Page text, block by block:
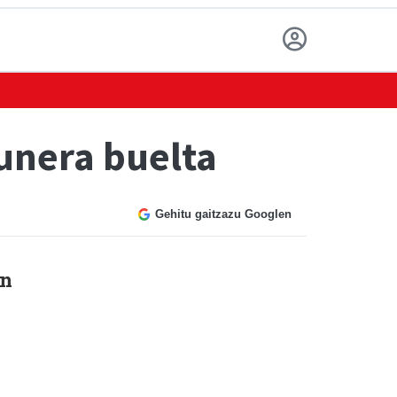
buelta
Gehitu gaitzazu Googlen